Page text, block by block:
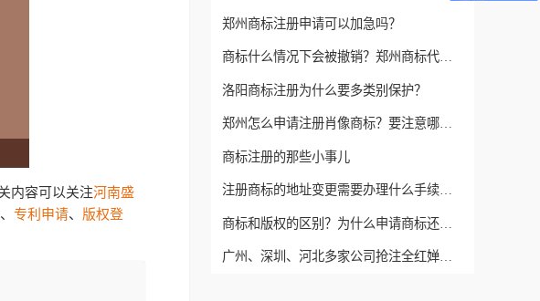
内容可以关注河南盛
、 专利申请、 版权登
郑州商标注册申请可以加急吗？
商标什么情况下会被撤销？郑州商标代理机构告诉您
洛阳商标注册为什么要多类别保护？
郑州怎么申请注册肖像商标？要注意哪些？
商标注册的那些小事儿
注册商标的地址变更需要办理什么手续？郑州商标变更流程
商标和版权的区别？为什么申请商标还要登记版权？
广州、深圳、河北多家公司抢注全红婵商标被罚